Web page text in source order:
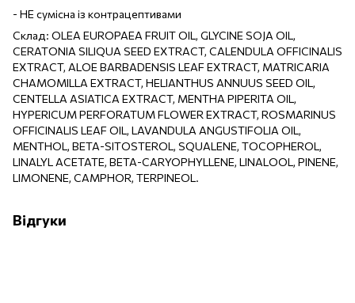
- НЕ сумісна із контрацептивами
Склад: OLEA EUROPAEA FRUIT OIL, GLYCINE SOJA OIL,
CERATONIA SILIQUA SEED EXTRACT, CALENDULA OFFICINALIS
EXTRACT, ALOE BARBADENSIS LEAF EXTRACT, MATRICARIA
CHAMOMILLA EXTRACT, HELIANTHUS ANNUUS SEED OIL,
CENTELLA ASIATICA EXTRACT, MENTHA PIPERITA OIL,
HYPERICUM PERFORATUM FLOWER EXTRACT, ROSMARINUS
OFFICINALIS LEAF OIL, LAVANDULA ANGUSTIFOLIA OIL,
MENTHOL, BETA-SITOSTEROL, SQUALENE, TOCOPHEROL,
LINALYL ACETATE, BETA-CARYOPHYLLENE, LINALOOL, PINENE,
LIMONENE, CAMPHOR, TERPINEOL.
Відгуки